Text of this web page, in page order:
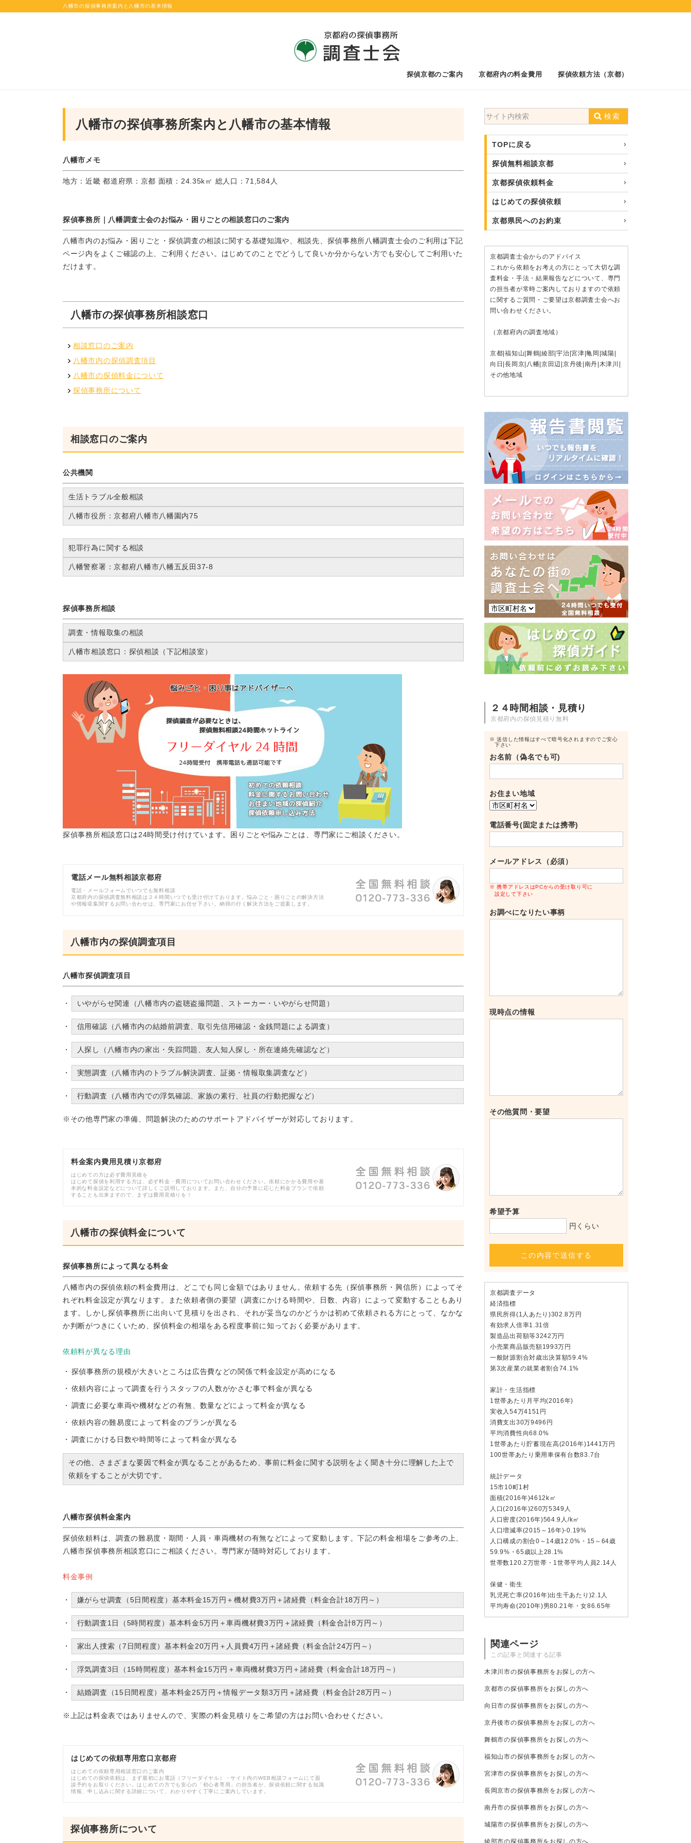
八幡市の探偵事務所案内と八幡市の基本情報
八幡市メモ
地方：近畿 都道府県：京都 面積：24.35k㎡ 総人口：71,584人
探偵事務所｜八幡調査士会のお悩み・困りごとの相談窓口のご案内
八幡市内のお悩み・困りごと・探偵調査の相談に関する基礎知識や、相談先、探偵事務所八幡調査士会のご利用は下記
ページ内をよくご確認の上、ご利用ください。はじめてのことでどうして良いか分からない方でも安心してご利用いた
だけます。
八幡市の探偵事務所相談窓口
相談窓口のご案内
八幡市内の探偵調査項目
八幡市の探偵料金について
探偵事務所について
相談窓口のご案内
公共機関
生活トラブル全般相談
八幡市役所：京都府八幡市八幡園内75
犯罪行為に関する相談
八幡警察署：京都府八幡市八幡五反田37-8
探偵事務所相談
調査・情報取集の相談
八幡市相談窓口：探偵相談（下記相談室）
探偵事務所相談窓口は24時間受け付けています。困りごとや悩みごとは、専門家にご相談ください。
電話メール無料相談京都府
電話・メールフォームでいつでも無料相談
京都府内の探偵調査無料相談は２４時間いつでも受け付けております。悩みごと・困りごとの解決方法
や情報収集関するお問い合わせは、専門家にお任せ下さい。納得の行く解決方法をご提案します。
八幡市内の探偵調査項目
八幡市探偵調査項目
いやがらせ関連（八幡市内の盗聴盗撮問題、ストーカー・いやがらせ問題）
信用確認（八幡市内の結婚前調査、取引先信用確認・金銭問題による調査）
人探し（八幡市内の家出・失踪問題、友人知人探し・所在連絡先確認など）
実態調査（八幡市内のトラブル解決調査、証拠・情報取集調査など）
行動調査（八幡市内での浮気確認、家族の素行、社員の行動把握など）
※その他専門家の準備、問題解決のためのサポートアドバイザーが対応しております。
料金案内費用見積り京都府
はじめての方は必ず費用見積を
はじめて探偵を利用する方は、必ず料金・費用についてお問い合わせください。依頼にかかる費用や基
本的な料金設定などについて詳しくご説明しております。また、自分の予算に応じた料金プランで依頼
することも出来ますので、まずは費用見積りを！
八幡市の探偵料金について
探偵事務所によって異なる料金
八幡市内の探偵依頼の料金費用は、どこでも同じ金額ではありません。依頼する先（探偵事務所・興信所）によってそ
れぞれ料金設定が異なります。また依頼者側の要望（調査にかける時間や、日数、内容）によって変動することもあり
ます。しかし探偵事務所に出向いて見積りを出され、それが妥当なのかどうかは初めて依頼される方にとって、なかな
か判断がつきにくいため、探偵料金の相場をある程度事前に知っておく必要があります。
依頼料が異なる理由
探偵事務所の規模が大きいところは広告費などの関係で料金設定が高めになる
依頼内容によって調査を行うスタッフの人数がかさむ事で料金が異なる
調査に必要な車両や機材などの有無、数量などによって料金が異なる
依頼内容の難易度によって料金のプランが異なる
調査にかける日数や時間等によって料金が異なる
その他、さまざまな要因で料金が異なることがあるため、事前に料金に関する説明をよく聞き十分に理解した上で
依頼をすることが大切です。
八幡市探偵料金案内
探偵依頼料は、調査の難易度・期間・人員・車両機材の有無などによって変動します。下記の料金相場をご参考の上、
八幡市探偵事務所相談窓口にご相談ください。専門家が随時対応しております。
料金事例
嫌がらせ調査（5日間程度）基本料金15万円＋機材費3万円＋諸経費（料金合計18万円～）
行動調査1日（5時間程度）基本料金5万円＋車両機材費3万円＋諸経費（料金合計8万円～）
家出人捜索（7日間程度）基本料金20万円＋人員費4万円＋諸経費（料金合計24万円～）
浮気調査3日（15時間程度）基本料金15万円＋車両機材費3万円＋諸経費（料金合計18万円～）
結婚調査（15日間程度）基本料金25万円＋情報データ類3万円＋諸経費（料金合計28万円～）
※上記は料金表ではありませんので、実際の料金見積りをご希望の方はお問い合わせください。
はじめての依頼専用窓口京都府
はじめての依頼専用相談窓口のご案内
はじめての探偵依頼は、まず最初にお電話（フリーダイヤル）・サイト内のWEB相談フォームにて面
談予約をお取りください。はじめての方でも安心の「初心者専用」の担当者が、探偵依頼に関する知識
情報、申し込みに関する詳細について、わかりやすく丁寧にご案内しています。
探偵事務所について
検索
TOPに戻る
探偵無料相談京都
京都探偵依頼料金
はじめての探偵依頼
京都県民へのお約束
京都調査士会からのアドバイス
これから依頼をお考えの方にとって大切な調
査料金・手法・結果報告などについて、専門
の担当者が常時ご案内しておりますので依頼
に関するご質問・ご要望は京都調査士会へお
問い合わせください。
（京都府内の調査地域）
京都 |福知山 舞鶴 |綾部 |宇治 |宮津 |亀岡 |城陽
向日 |長岡京 八幡 |京田辺 京丹後 南丹 木津川
その他地域
２４時間相談・見積り
京都府内の探偵見積り無料
※ 送信した情報はすべて暗号化されますのでご安心
下さい
お名前（偽名でも可)
お住まい地域
電話番号(固定または携帯)
メールアドレス（必須）
※ 携帯アドレスはPCからの受け取り可に
設定して下さい
お調べになりたい事柄
現時点の情報
その他質問・要望
希望予算
円くらい
この内容で送信する
京都調査データ
経済指標
県民所得(1人あたり)302.8万円
有効求人倍率1.31倍
製造品出荷額等3242万円
小売業商品販売額1993万円
一般財源割合対歳出決算額59.4%
第3次産業の就業者割合74.1%
家計・生活指標
1世帯あたり月平均(2016年)
実收入54万4151円
消費支出30万9496円
平均消費性向68.0%
1世帯あたり貯蓄現在高(2016年)1441万円
100世帯あたり乗用車保有台数83.7台
統計データ
15市10町1村
面積(2016年)4612k㎡
人口(2016年)260万5349人
人口密度(2016年)564.9人/k㎡
人口増減率(2015～16年)-0.19%
人口構成の割合0～14歳12.0%・15～64歳
59.9%・65歳以上28.1%
世帯数120.2万世帯・1世帯平均人員2.14人
保健・衛生
乳児死亡率(2016年)出生千あたり)2.1人
平均寿命(2010年)男80.21年・女86.65年
関連ページ
この記事と関連する記事
木津川市の探偵事務所をお探しの方へ
京都市の探偵事務所をお探しの方へ
向日市の探偵事務所をお探しの方へ
京丹後市の探偵事務所をお探しの方へ
舞鶴市の探偵事務所をお探しの方へ
福知山市の探偵事務所をお探しの方へ
宮津市の探偵事務所をお探しの方へ
長岡京市の探偵事務所をお探しの方へ
南丹市の探偵事務所をお探しの方へ
城陽市の探偵事務所をお探しの方へ
綾部市の探偵事務所をお探しの方へ
八幡市の探偵事務所案内と八幡市の基本情報
探偵京都のご案内 京都府内の料金費用 探偵依頼方法（京都）